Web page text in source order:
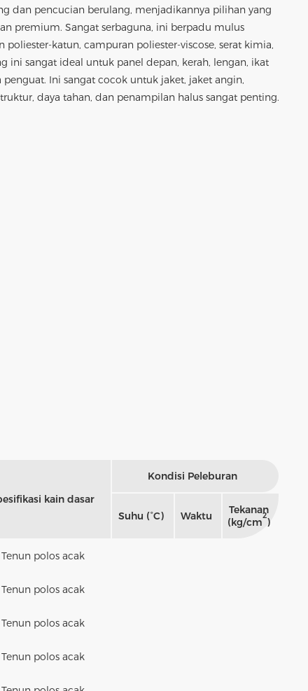
dan pencucian berulang, menjadikannya pilihan yang
premium. Sangat serbaguna, ini berpadu mulus
poliester-katun, campuran poliester-viscose, serat kimia,
ini sangat ideal untuk panel depan, kerah, lengan, ikat
penguat. Ini sangat cocok untuk jaket, jaket angin,
daya tahan, dan penampilan halus sangat penting.
kain dasar
Kondisi Peleburan
Suhu (°C) Waktu
Tekanan
(kg/cm2)
Tenun polos acak
Tenun polos acak
Tenun polos acak
Tenun polos acak